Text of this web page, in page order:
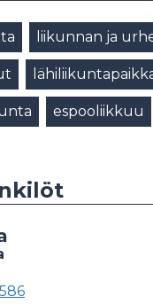
liikunnan ja
espooliikkuu